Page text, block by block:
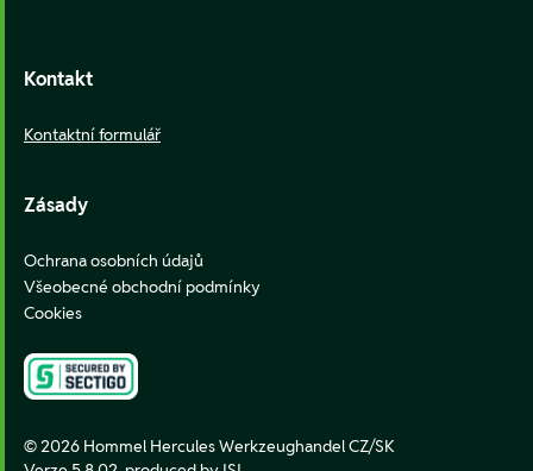
Kontakt
Kontaktní formulář
Zásady
Ochrana osobních údajů
Všeobecné obchodní podmínky
Cookies
© 2026 Hommel Hercules Werkzeughandel CZ/SK